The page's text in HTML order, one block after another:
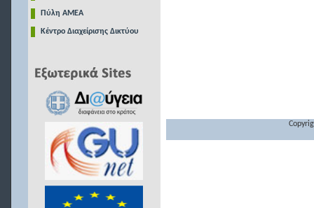
Πύλη ΑΜΕΑ
Κέντρο Διαχείρισης Δικτύου